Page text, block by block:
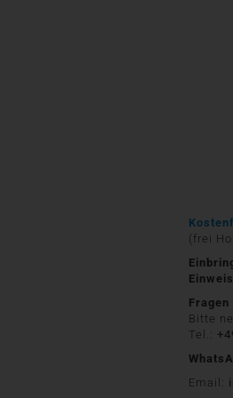
(frei
Fragen
Bitte
Tel.:
Email: